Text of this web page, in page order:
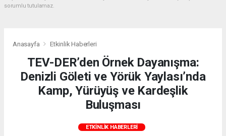
sorumlu tutulamaz.
Anasayfa Etkinlik Haberleri
TEV-DER’den Örnek Dayanışma:
Denizli Göleti ve Yörük Yaylası’nda
Kamp, Yürüyüş ve Kardeşlik
Buluşması
ETKINLIK HABERLERI